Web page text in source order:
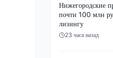
Нижегородские
почти 100 млн
лизингу
23 часа назад